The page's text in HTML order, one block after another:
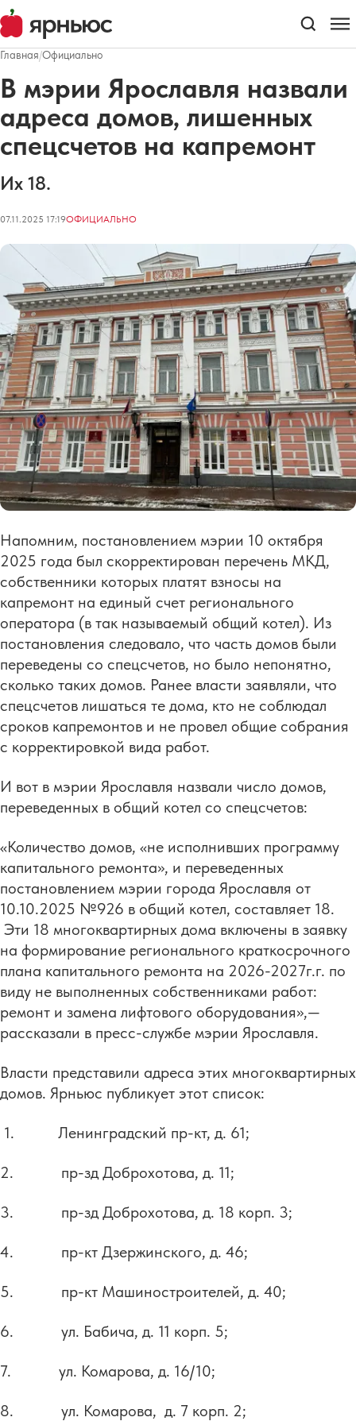
Главная/Официально
В мэрии Ярославля назвали
адреса домов, лишенных
спецсчетов на капремонт
Их 18.
07.11.2025 17:19ОФИЦИАЛЬНО
Напомним, постановлением мэрии 10 октября
2025 года был скорректирован перечень МКД,
собственники которых платят взносы на
капремонт на единый счет регионального
оператора (в так называемый общий котел). Из
постановления следовало, что часть домов были
переведены со спецсчетов, но было непонятно,
сколько таких домов. Ранее власти заявляли, что
спецсчетов лишаться те дома, кто не соблюдал
сроков капремонтов и не провел общие собрания
с корректировкой вида работ.
И вот в мэрии Ярославля назвали число домов,
переведенных в общий котел со спецсчетов:
«Количество домов, «не исполнивших программу
капитального ремонта», и переведенных
постановлением мэрии города Ярославля от
10.10.2025 №926 в общий котел, составляет 18.
Эти 18 многоквартирных дома включены в заявку
на формирование регионального краткосрочного
плана капитального ремонта на 2026-2027г.г. по
виду не выполненных собственниками работ:
ремонт и замена лифтового оборудования»,—
рассказали в пресс-службе мэрии Ярославля.
Власти представили адреса этих многоквартирных
домов. Ярньюс публикует этот список:
1. Ленинградский пр-кт, д. 61;
2. пр-зд Доброхотова, д. 11;
3. пр-зд Доброхотова, д. 18 корп. 3;
4. пр-кт Дзержинского, д. 46;
5. пр-кт Машиностроителей, д. 40;
6. ул. Бабича, д. 11 корп. 5;
7. ул. Комарова, д. 16/10;
8. ул. Комарова, д. 7 корп. 2;